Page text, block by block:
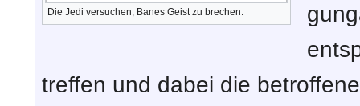
Die Jedi versuchen, Banes Geist zu brechen.
treffen und dabei die